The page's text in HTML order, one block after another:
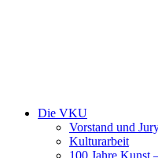
Die VKU
Vorstand und
Kulturarbeit
100 Jahre